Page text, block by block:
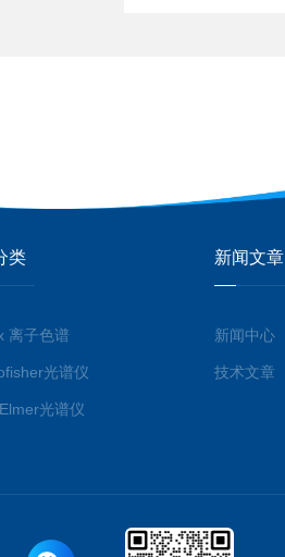
类
离子色谱
光谱仪
光谱仪
新闻文章
新闻中心
技术文章